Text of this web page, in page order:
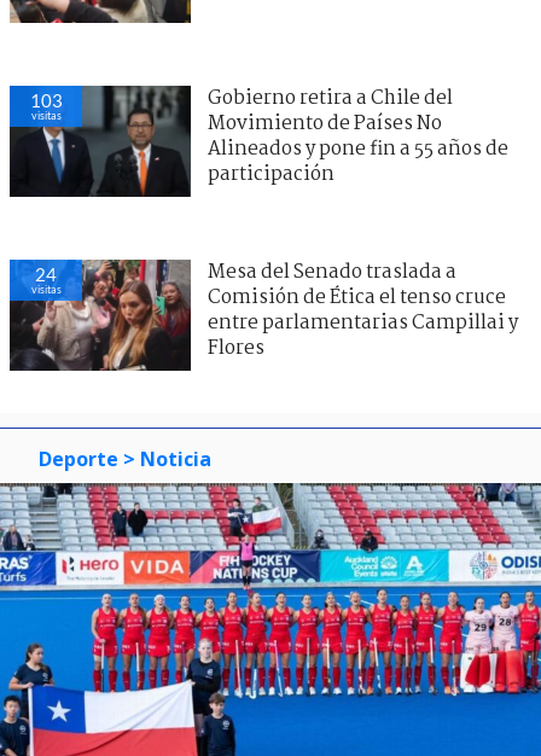
94
visitas
Gobierno retira a Chile del
Movimiento de Países No
Alineados y pone fin a 55 años de
participación
85
visitas
Mesa del Senado traslada a
Comisión de Ética el tenso cruce
entre parlamentarias Campillai y
Flores
Deporte > Noticia